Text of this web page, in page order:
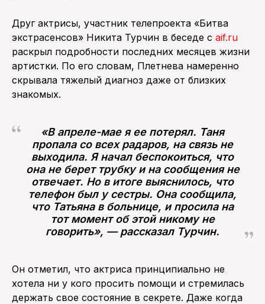
Друг актрисы, участник телепроекта «Битва
экстрасенсов» Никита Турчин в беседе с aif.ru
раскрыл подробности последних месяцев жизни
артистки. По его словам, Плетнева намеренно
скрывала тяжелый диагноз даже от близких
знакомых.
«В апреле-мае я ее потерял. Таня
пропала со всех радаров, на связь не
выходила. Я начал беспокоиться, что
она не берет трубку и на сообщения не
отвечает. Но в итоге выяснилось, что
телефон был у сестры. Она сообщила,
что Татьяна в больнице, и просила на
тот момент об этой никому не
говорить», — рассказал Турчин.
Он отметил, что актриса принципиально не
хотела ни у кого просить помощи и стремилась
держать свое состояние в секрете. Даже когда